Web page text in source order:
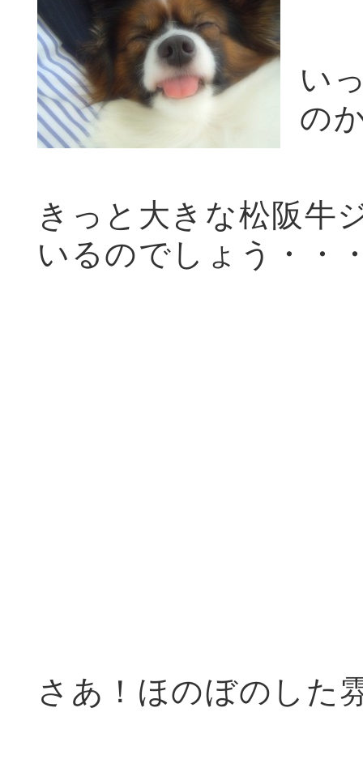
い
の
きっと大きな松阪牛
いるのでしょう・・
さあ！ほのぼのした